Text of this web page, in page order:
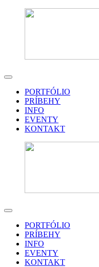
PORTFÓLIO
PRÍBEHY
INFO
EVENTY
KONTAKT
PORTFÓLIO
PRÍBEHY
INFO
EVENTY
KONTAKT